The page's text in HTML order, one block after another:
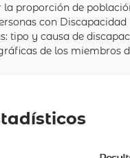
proporción de
con
tipo y causa de
de los miembros